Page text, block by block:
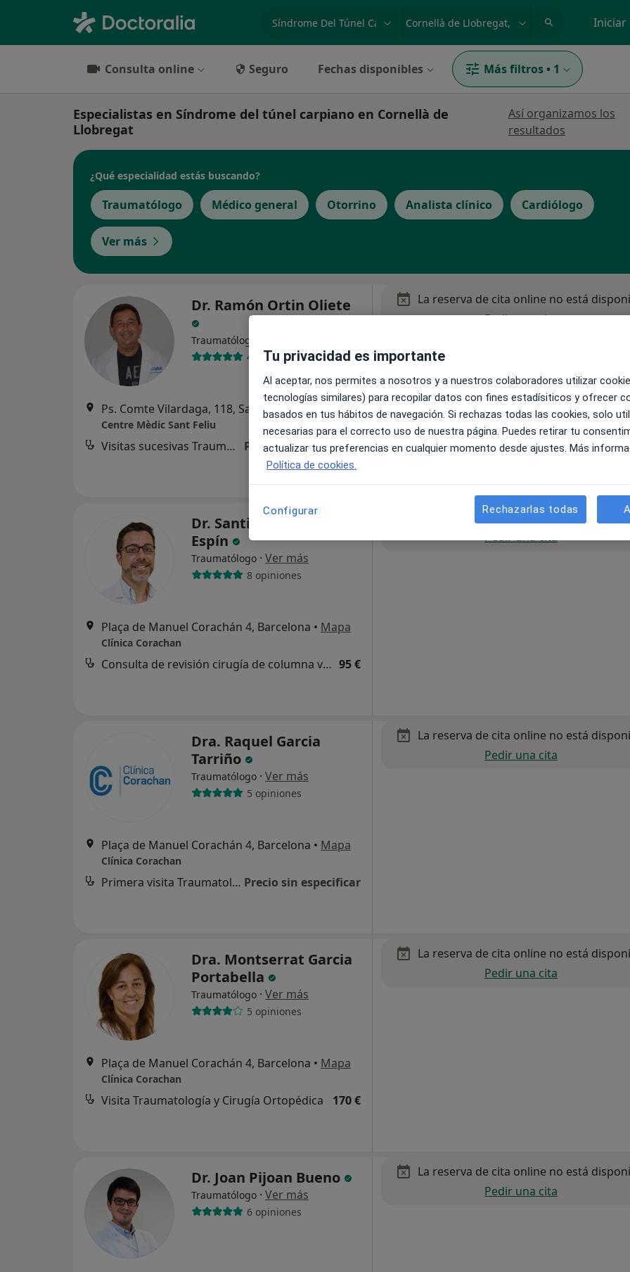
especialidad, enfermedad o nombre
p. ej. Madrid Iniciar
Consulta online Seguro Fechas disponibles Más filtros • 1
Especialistas en Síndrome del túnel carpiano en Cornellà de
Llobregat
Así organizamos los
resultados
¿Qué especialidad estás buscando?
Traumatólogo Médico general Otorrino Analista clínico Cardiólogo
Ver más
Dr. Ramón Ortin Oliete
Traumatólogo
46 opiniones
Ps. Comte Vilardaga, 118, Sant Feliu de Llobregat • Mapa
Centre Mèdic Sant Feliu
Visitas sucesivas Traumatología y Cirugía Ortopédica Precio sin especificar
La reserva de cita online no está
Pedir una cita
Dr. Santiago Solsona i
Espín
Traumatólogo · Ver más
8 opiniones
Plaça de Manuel Corachán 4, Barcelona • Mapa
Clínica Corachan
Consulta de revisión cirugía de columna vertebral 95 €
La reserva de cita online no está
Pedir una cita
Dra. Raquel Garcia
Tarriño
Traumatólogo · Ver más
5 opiniones
Plaça de Manuel Corachán 4, Barcelona • Mapa
Clínica Corachan
Primera visita Traumatología y Cirugía Ortopédica Precio sin especificar
La reserva de cita online no está
Pedir una cita
Dra. Montserrat Garcia
Portabella
Traumatólogo · Ver más
5 opiniones
Plaça de Manuel Corachán 4, Barcelona • Mapa
Clínica Corachan
Visita Traumatología y Cirugía Ortopédica 170 €
La reserva de cita online no está
Pedir una cita
Dr. Joan Pijoan Bueno
Traumatólogo · Ver más
6 opiniones
La reserva de cita online no está
Pedir una cita
Tu privacidad es importante
Al aceptar, nos permites a nosotros y a nuestros colaboradores utilizar
tecnologías similares) para recopilar datos con fines estadísiticos y ofrecer
basados en tus hábitos de navegación. Si rechazas todas las cookies, solo
necesarias para el correcto uso de nuestra página. Puedes retirar tu
actualizar tus preferencias en cualquier momento desde ajustes. Más
Política de cookies.
Configurar Rechazarlas todas